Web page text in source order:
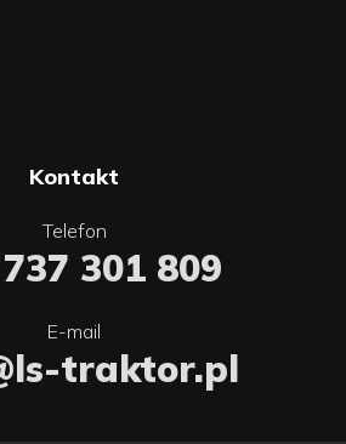
Kontakt
Telefon
301 809
E-mail
traktor.pl